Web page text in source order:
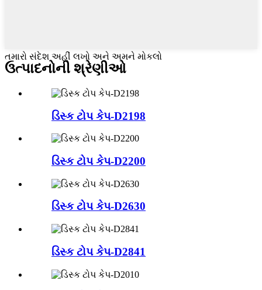
તમારો સંદેશ અહીં લખો અને અમને મોકલો
ઉત્પાદનોની શ્રેણીઓ
ડિસ્ક ટોપ કેપ-D2198
ડિસ્ક ટોપ કેપ-D2200
ડિસ્ક ટોપ કેપ-D2630
ડિસ્ક ટોપ કેપ-D2841